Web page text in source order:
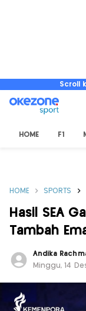
Scroll
HOME F1
HOME SPORTS
Hasil SEA
Tambah
Andika
Minggu, 14